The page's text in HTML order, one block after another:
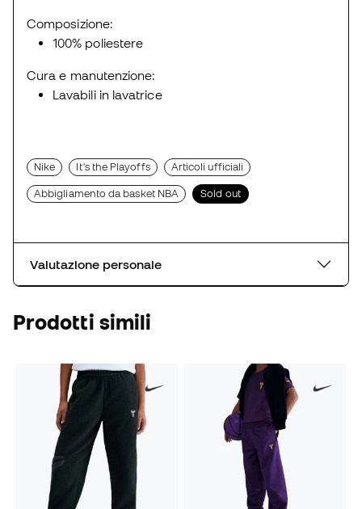
Composizione:
100% poliestere
Cura e manutenzione:
Lavabili in lavatrice
Nike It's the Playoffs Articoli ufficiali
Abbigliamento da basket NBA Sold out
Valutazione personale
Prodotti simili